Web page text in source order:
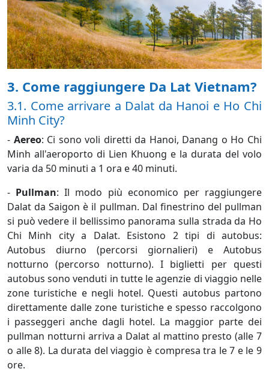
3. Come raggiungere Da Lat Vietnam?
3.1. Come arrivare a Dalat da Hanoi e Ho Chi
Minh City?
- Aereo: Ci sono voli diretti da Hanoi, Danang o Ho Chi
Minh all'aeroporto di Lien Khuong e la durata del volo
varia da 50 minuti a 1 ora e 40 minuti.
- Pullman: Il modo più economico per raggiungere
Dalat da Saigon è il pullman. Dal finestrino del pullman
si può vedere il bellissimo panorama sulla strada da Ho
Chi Minh city a Dalat. Esistono 2 tipi di autobus:
Autobus diurno (percorsi giornalieri) e Autobus
notturno (percorso notturno). I biglietti per questi
autobus sono venduti in tutte le agenzie di viaggio nelle
zone turistiche e negli hotel. Questi autobus partono
direttamente dalle zone turistiche e spesso raccolgono
i passeggeri anche dagli hotel. La maggior parte dei
pullman notturni arriva a Dalat al mattino presto (alle 7
o alle 8). La durata del viaggio è compresa tra le 7 e le 9
ore.